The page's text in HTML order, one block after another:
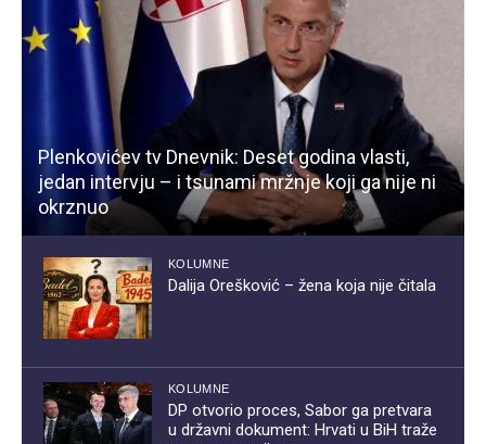
Plenkovićev tv Dnevnik: Deset godina vlasti,
jedan intervju – i tsunami mržnje koji ga nije ni
okrznuo
KOLUMNE
Dalija Orešković – žena koja nije čitala
KOLUMNE
DP otvorio proces, Sabor ga pretvara
u državni dokument: Hrvati u BiH traže